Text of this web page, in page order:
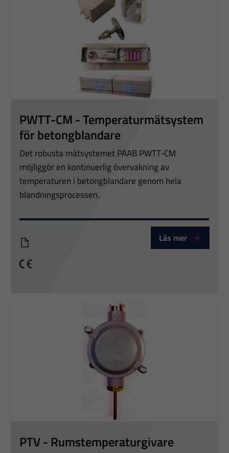
PWTT-CM - Temperaturmätsystem
för betongblandare
Det robusta mätsystemet PAAB PWTT-CM
möjliggör en kontinuerlig övervakning av
temperaturen i betongblandare genom hela
blandningsprocessen.
PTT_PWTT-CM_v3 (1)
Läs mer
CE
PTV - Rumstemperaturgivare